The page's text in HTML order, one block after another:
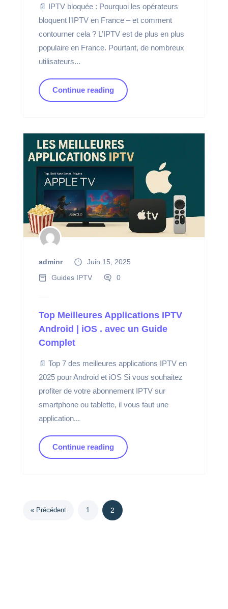
📄 IPTV bloquée : Pourquoi les opérateurs
bloquent l’IPTV en France – et comment
contourner cela ? L’IPTV est de plus en plus
populaire en France. Pourtant, de nombreux
utilisateurs...
Continue reading
adminr
Juin 15, 2025
Guides IPTV
0
Top Meilleures Applications IPTV
Android | iOS . avec un Guide
Complet
📄 Top 7 des meilleures applications IPTV en
2025 pour Android et iOS Si vous souhaitez
profiter de votre abonnement IPTV sur
smartphone ou tablette, il vous faut une
application...
Continue reading
« Précédent 1 2